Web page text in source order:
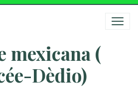
mexicana (
Dèdio)